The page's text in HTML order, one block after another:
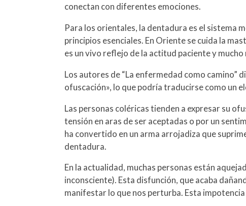
conectan con diferentes emociones.
Para los orientales, la dentadura es el sistema
principios esenciales. En Oriente se cuida la
es un vivo reflejo de la actitud paciente y
Los autores de “La enfermedad como camino”
ofuscación», lo que podría traducirse como un
Las personas coléricas tienden a expresar su
tensión en aras de ser aceptadas o por un
ha convertido en un arma arrojadiza que
dentadura.
En la actualidad, muchas personas están
inconsciente). Esta disfunción, que acaba
manifestar lo que nos perturba. Esta